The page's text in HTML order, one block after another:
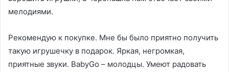
мелодиями.
Рекомендую к покупке. Мне бы было приятно получить
такую игрушечку в подарок. Яркая, негромкая,
приятные звуки. BabyGo – молодцы. Умеют радовать